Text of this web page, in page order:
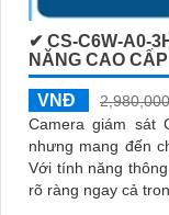
✔ CS-C6W-A0-
NĂNG CAO CẤP
VNĐ
Camera giám sát
nhưng mang đến
Với tính năng
rõ ràng ngay cả